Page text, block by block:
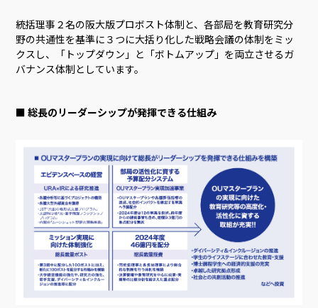
統括理事２名の阪大版プロボスト体制と、各部局を教育研究分
野の共通性を基準に３つに大括り化した戦略会議の体制をミッ
クスし、「トップダウン」と「ボトムアップ」を両立させるガ
バナンス体制としています。
■ 総長のリーダーシップが発揮できる仕組み